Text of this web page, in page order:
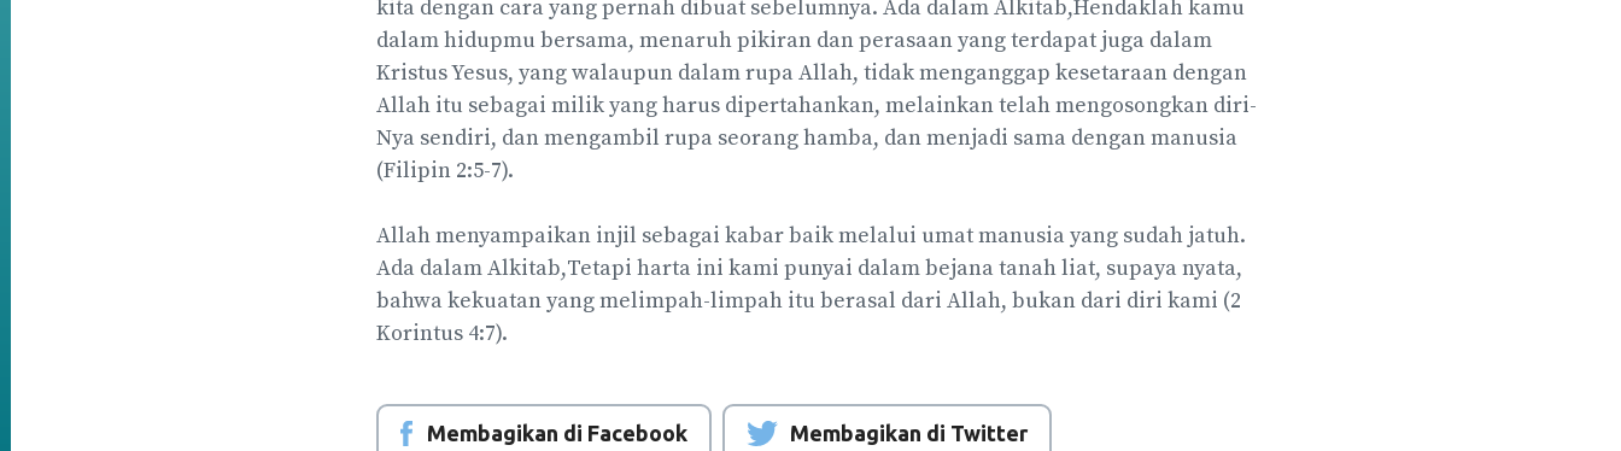
kita dengan cara yang pernah dibuat sebelumnya. Ada dalam Alkitab,Hendaklah kamu
dalam hidupmu bersama, menaruh pikiran dan perasaan yang terdapat juga dalam
Kristus Yesus, yang walaupun dalam rupa Allah, tidak menganggap kesetaraan dengan
Allah itu sebagai milik yang harus dipertahankan, melainkan telah mengosongkan diri-
Nya sendiri, dan mengambil rupa seorang hamba, dan menjadi sama dengan manusia
(Filipin 2:5-7).
Allah menyampaikan injil sebagai kabar baik melalui umat manusia yang sudah jatuh.
Ada dalam Alkitab,Tetapi harta ini kami punyai dalam bejana tanah liat, supaya nyata,
bahwa kekuatan yang melimpah-limpah itu berasal dari Allah, bukan dari diri kami (2
Korintus 4:7).
Membagikan di Facebook Membagikan di Twitter